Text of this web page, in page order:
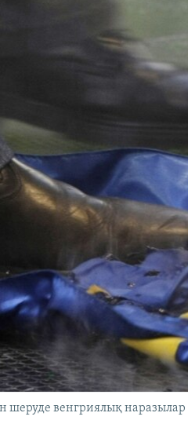
шеруде венгриялық